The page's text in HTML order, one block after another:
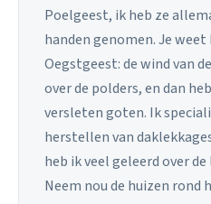
Poelgeest, ik heb ze
handen genomen. Je
Oegstgeest: de wind van
over de polders, en dan
versleten goten. Ik
herstellen van
heb ik veel geleerd over
Neem nou de huizen